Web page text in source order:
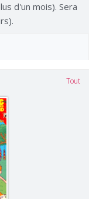
d'un mois). Sera
Tout